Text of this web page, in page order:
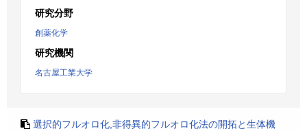
研究分野
創薬化学
研究機関
名古屋工業大学
選択的フルオロ化,非得異的フルオロ化法の開拓と生体機